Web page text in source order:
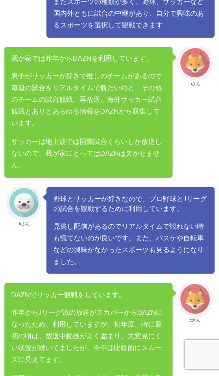
国内外ともに試合の中継があり、自分で興味のあ
るスポーツを選択して観戦できます
bさん
我が家では昨年からDAZNを利用しています。
息子がサッカーが好きで推しのチームがあるので
毎週の試合をリアルタイムで観たいのと、その他
のチームの試合観戦、再放送、海外サッカー試合
観戦とありとあらゆる情報をDAZNから収集して
います。
サッカーは地上波では国際試合くらいしか放送し
ないので、我が家にとってはDAZNは欠かせませ
ん。
bさん
野球とサッカーが好きなので、プロ野球とJリーグ
の試合を観戦するために利用しています。
見逃し配信があるのでリアルタイムで観れない時
も慌てないのが良いです。また、バスケや自転車
などの興味がなかったスポーツも見るようになり
ました。
cさん
DAZNでサッカー観戦をしています。
昨年からJリーグ戦の放送がスカパーからDAZNに
なったため、利用していますが、初年度、特に最
初の頃は、放送中動画がよく固まり、大変見にく
い状況が続いてましたが、今年は比較的にスムー
ズに見えてます。